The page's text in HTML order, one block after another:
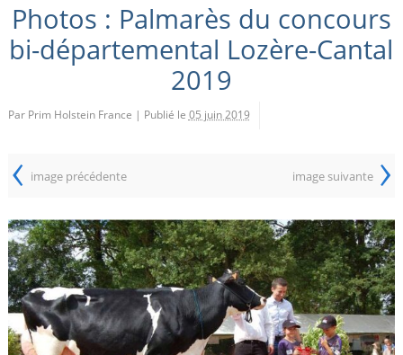
Photos : Palmarès du concours
bi-départemental Lozère-Cantal
2019
Par Prim Holstein France | Publié le 05 juin 2019
‹ image précédente image suivante ›